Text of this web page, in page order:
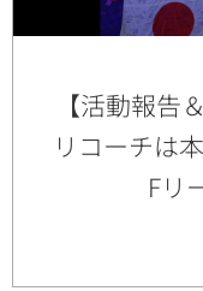
【活動報告
リコーチは
Fリ